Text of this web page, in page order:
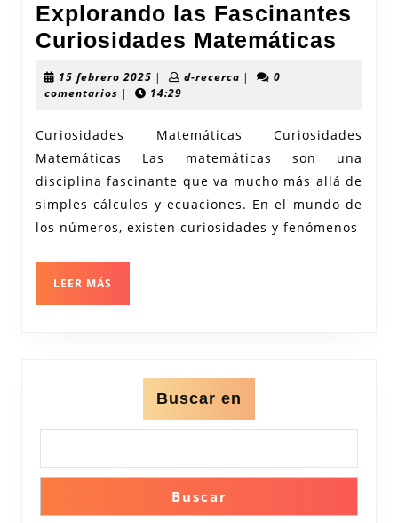
Explorando las Fascinantes
Curiosidades Matemáticas
15 febrero 2025 15
febrero
| d-recercad-|
0
comentarios | 14:29
Curiosidades Matemáticas Curiosidades
Matemáticas Las matemáticas son una
disciplina fascinante que va mucho más allá de
simples cálculos y ecuaciones. En el mundo de
los números, existen curiosidades y fenómenos
LEER MÁS
Buscar en
Buscar